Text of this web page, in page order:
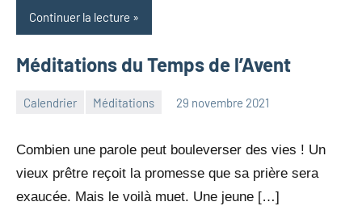
Continuer la lecture
Méditations du Temps de l’Avent
Calendrier Méditations 29 novembre 2021
leresche
Combien une parole peut bouleverser des vies ! Un
vieux prêtre reçoit la promesse que sa prière sera
exaucée. Mais le voilà muet. Une jeune […]